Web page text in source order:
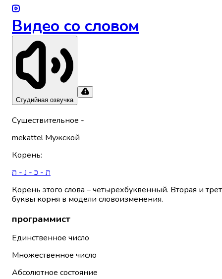
Видео со словом
Студийная озвучка
Существительное -
mekattel Мужской
Корень:
ת - כ - נ - ת
Корень этого слова – четырехбуквенный. Вторая и
буквы корня в модели словоизменения.
программист
Единственное число
Множественное число
Абсолютное состояние